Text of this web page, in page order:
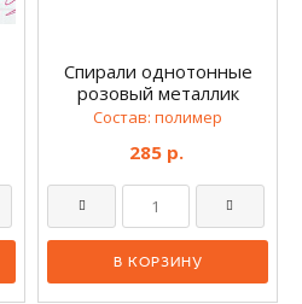
Спирали однотонные
розовый металлик
Состав: полимер
285 р.